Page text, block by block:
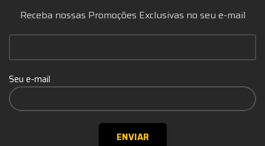
Receba nossas Promoções Exclusivas no seu e-mail
Seu e-mail